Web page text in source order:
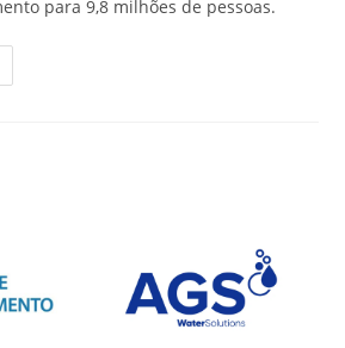
para 9,8 milhões de pessoas.